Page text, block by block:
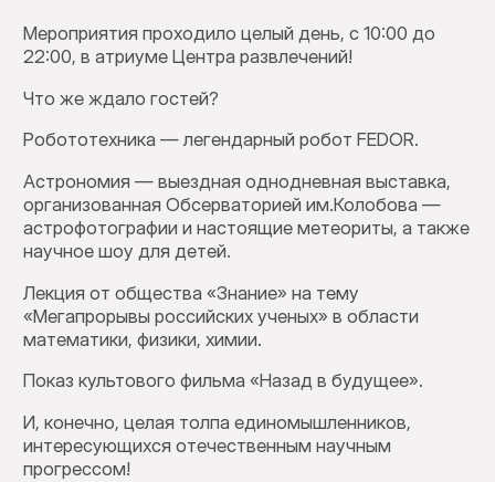
Мероприятия проходило целый день, с 10:00 до
22:00, в атриуме Центра развлечений!
Что же ждало гостей?
Робототехника — легендарный робот FEDOR.
Астрономия — выездная однодневная выставка,
организованная Обсерваторией им.Колобова —
астрофотографии и настоящие метеориты, а также
научное шоу для детей.
Лекция от общества «Знание» на тему
«Мегапрорывы российских ученых» в области
математики, физики, химии.
Показ культового фильма «Назад в будущее».
И, конечно, целая толпа единомышленников,
интересующихся отечественным научным
прогрессом!